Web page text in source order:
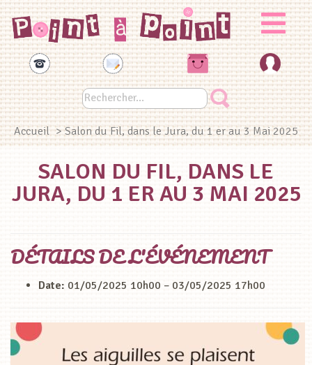
Accueil > Salon du Fil, dans le Jura, du 1 er au 3 Mai 2025
SALON DU FIL, DANS LE
JURA, DU 1 ER AU 3 MAI 2025
DÉTAILS DE L'ÉVÉNEMENT
Date: 01/05/2025 10h00 – 03/05/2025 17h00
Panneau de gestion des cookies